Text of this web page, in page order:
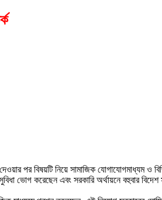
পর বিষয়টি নিয়ে সামাজিক যোগাযোগমাধ্যম
ভোগ করেছেন এবং সরকারি অর্থায়নে বহুবার